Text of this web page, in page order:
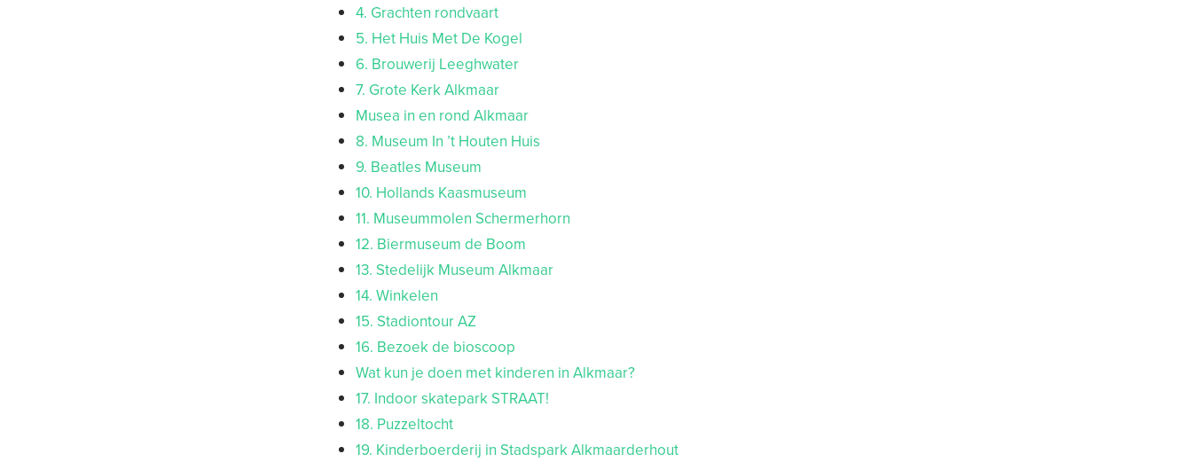
4. Grachten rondvaart
5. Het Huis Met De Kogel
6. Brouwerij Leeghwater
7. Grote Kerk Alkmaar
Musea in en rond Alkmaar
8. Museum In ’t Houten Huis
9. Beatles Museum
10. Hollands Kaasmuseum
11. Museummolen Schermerhorn
12. Biermuseum de Boom
13. Stedelijk Museum Alkmaar
14. Winkelen
15. Stadiontour AZ
16. Bezoek de bioscoop
Wat kun je doen met kinderen in Alkmaar?
17. Indoor skatepark STRAAT!
18. Puzzeltocht
19. Kinderboerderij in Stadspark Alkmaarderhout